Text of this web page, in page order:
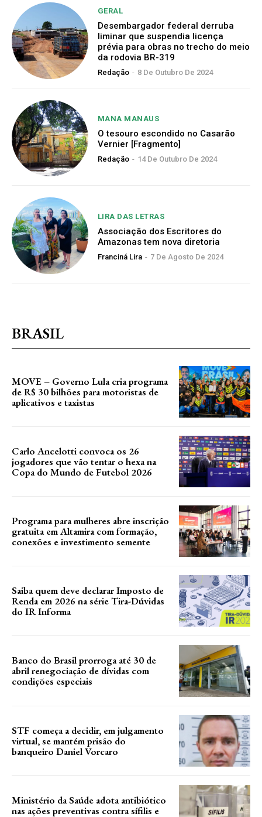
GERAL
Desembargador federal derruba
liminar que suspendia licença
prévia para obras no trecho do meio
da rodovia BR-319
Redação - 8 De Outubro De 2024
MANA MANAUS
O tesouro escondido no Casarão
Vernier [Fragmento]
Redação - 14 De Outubro De 2024
LIRA DAS LETRAS
Associação dos Escritores do
Amazonas tem nova diretoria
Franciná Lira - 7 De Agosto De 2024
BRASIL
MOVE – Governo Lula cria programa
de R$ 30 bilhões para motoristas de
aplicativos e taxistas
Carlo Ancelotti convoca os 26
jogadores que vão tentar o hexa na
Copa do Mundo de Futebol 2026
Programa para mulheres abre inscrição
gratuita em Altamira com formação,
conexões e investimento semente
Saiba quem deve declarar Imposto de
Renda em 2026 na série Tira-Dúvidas
do IR Informa
Banco do Brasil prorroga até 30 de
abril renegociação de dívidas com
condições especiais
STF começa a decidir, em julgamento
virtual, se mantém prisão do
banqueiro Daniel Vorcaro
Ministério da Saúde adota antibiótico
nas ações preventivas contra sífilis e